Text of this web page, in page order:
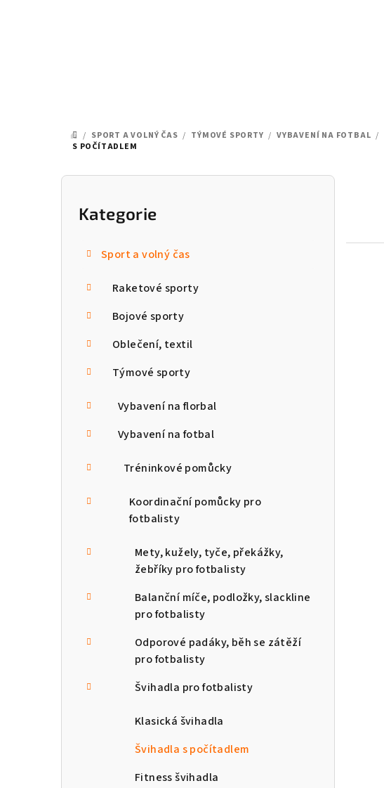
DOMŮ
/ SPORT A VOLNÝ ČAS / TÝMOVÉ SPORTY / VYBAVENÍ NA FOTBAL /
S POČÍTADLEM
P
Přeskočit
kategorie
Kategorie
Sport a volný čas
Raketové sporty
Bojové sporty
Oblečení, textil
Týmové sporty
Vybavení na florbal
Vybavení na fotbal
Tréninkové pomůcky
Koordinační pomůcky pro
fotbalisty
Mety, kužely, tyče, překážky,
žebříky pro fotbalisty
Balanční míče, podložky, slackline
pro fotbalisty
Odporové padáky, běh se zátěží
pro fotbalisty
Švihadla pro fotbalisty
Klasická švihadla
Švihadla s počítadlem
Fitness švihadla